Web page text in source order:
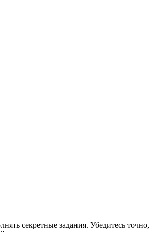
секретные задания. Убедитесь точно,